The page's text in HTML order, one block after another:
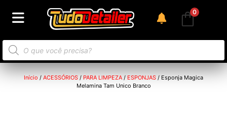
0
Início / ACESSÓRIOS / PARA LIMPEZA / ESPONJAS / Esponja Magica
Melamina Tam Unico Branco